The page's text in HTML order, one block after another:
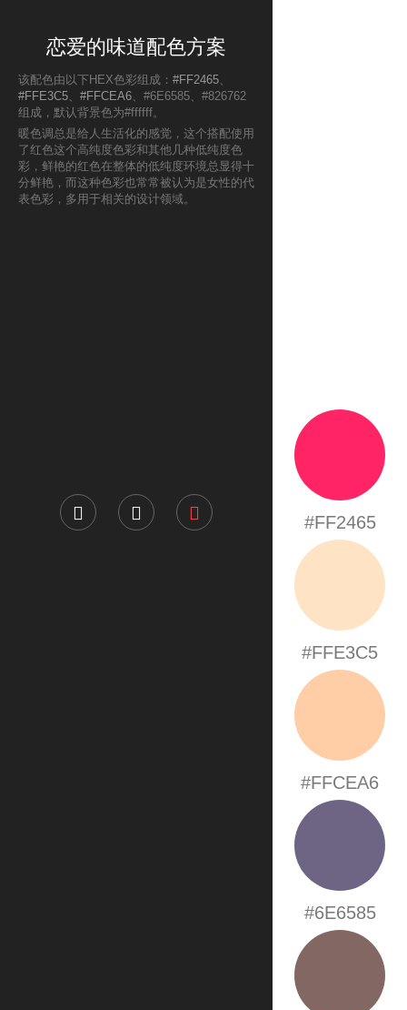
恋爱的味道配色方案
该配色由以下HEX色彩组成： #FF2465、
#FFE3C5、 #FFCEA6、#6E6585、#826762
组成，默认背景色为#ffffff。
暖色调总是给人生活化的感觉，这个搭配使用
了红色这个高纯度色彩和其他几种低纯度色
彩，鲜艳的红色在整体的低纯度环境总显得十
分鲜艳，而这种色彩也常常被认为是女性的代
表色彩，多用于相关的设计领域。
#FF2465
#FFE3C5
#FFCEA6
#6E6585